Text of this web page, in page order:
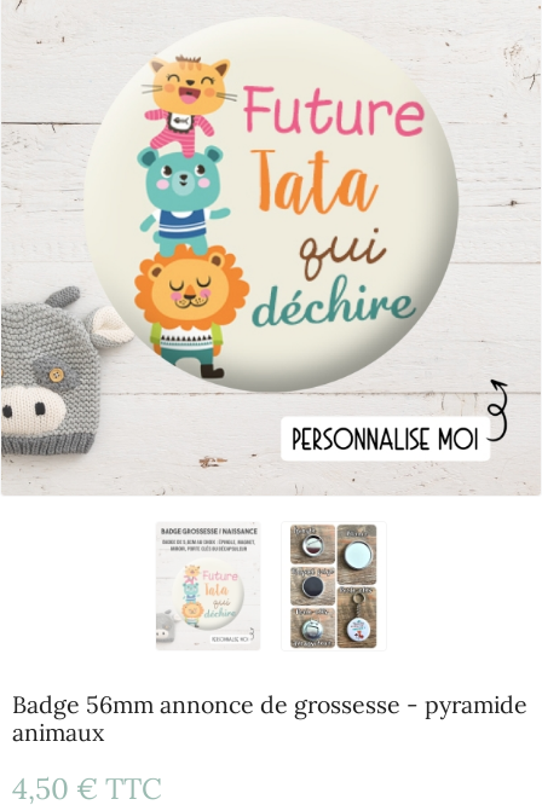
Badge 56mm annonce de grossesse - pyramide
animaux
4,50 € TTC